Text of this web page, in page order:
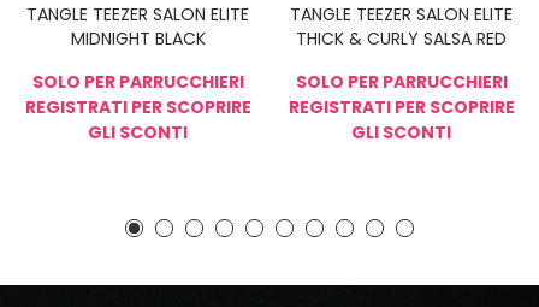
TANGLE TEEZER SALON ELITE
MIDNIGHT BLACK
SOLO PER PARRUCCHIERI
REGISTRATI PER SCOPRIRE
GLI SCONTI
TANGLE TEEZER SALON ELITE
THICK & CURLY SALSA RED
SOLO PER PARRUCCHIERI
REGISTRATI PER SCOPRIRE
GLI SCONTI